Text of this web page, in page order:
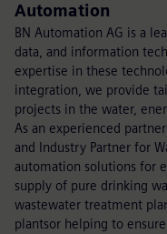
Automation
BN Automation AG is a
data, and information
expertise in these
integration, we provide
projects in the water,
As an experienced
and Industry Partner for
automation solutions for
supply of pure drinking
wastewater treatment
plantsor helping to